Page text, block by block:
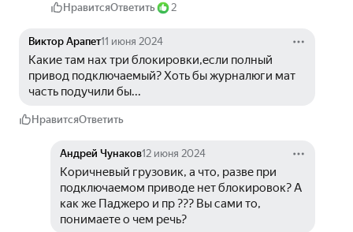
НравитсяОтветить 2
Виктор Арапет11 июня 2024
Какие там нах три блокировки,если полный
привод подключаемый? Хоть бы журналюги мат
часть подучили бы...
НравитсяОтветить
Андрей Чунаков12 июня 2024
Коричневый грузовик, а что, разве при
подключаемом приводе нет блокировок? А
как же Паджеро и пр ??? Вы сами то,
понимаете о чем речь?